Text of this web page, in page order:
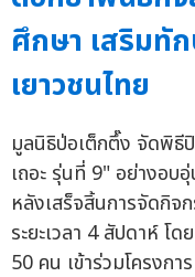
ศึกษา เสริมทั
เยาวชนไทย
มูลนิธิป่อเต็กตึ๊ง จัดพิธี
เถอะ รุ่นที่ 9" อย่างอบ
หลังเสร็จสิ้นการจัดกิจ
ระยะเวลา 4 สัปดาห์ โ
50 คน เข้าร่วมโครงก